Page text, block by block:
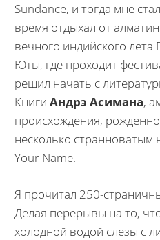
Sundance, и тогда мне
время отдыхал от
вечного индийского лета
Юты, где проходит
решил начать с
Книги Андрэ Асимана,
происхождения,
несколько странноватым
Your Name.
Я прочитал 250-
Делая перерывы на то,
холодной водой слезы с